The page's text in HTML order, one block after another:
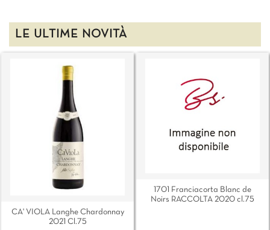
LE ULTIME NOVITÀ
CA' VIOLA Langhe Chardonnay
2021 Cl.75
1701 Franciacorta Blanc de
Noirs RACCOLTA 2020 cl.75